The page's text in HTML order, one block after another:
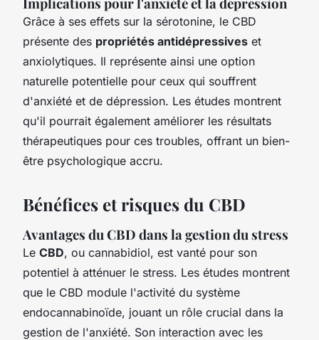
Grâce à ses effets sur la sérotonine, le CBD
présente des propriétés antidépressives et
anxiolytiques. Il représente ainsi une option
naturelle potentielle pour ceux qui souffrent
d'anxiété et de dépression. Les études montrent
qu'il pourrait également améliorer les résultats
thérapeutiques pour ces troubles, offrant un bien-
être psychologique accru.
Bénéfices et risques du CBD
Avantages du CBD dans la gestion du stress
Le CBD, ou cannabidiol, est vanté pour son
potentiel à atténuer le stress. Les études montrent
que le CBD module l'activité du système
endocannabinoïde, jouant un rôle crucial dans la
gestion de l'anxiété. Son interaction avec les